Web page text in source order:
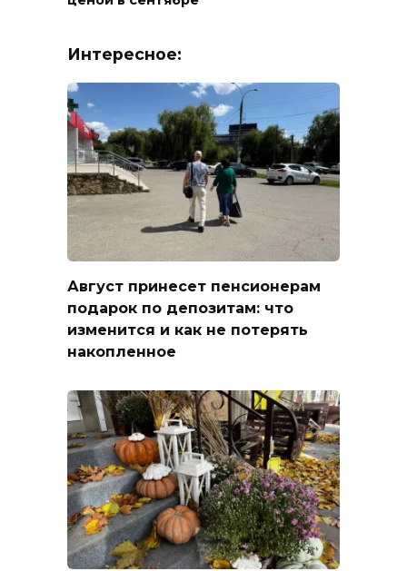
Интересное:
Август принесет пенсионерам
подарок по депозитам: что
изменится и как не потерять
накопленное